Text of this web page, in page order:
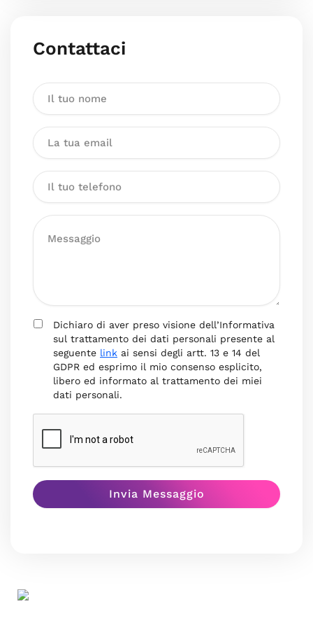
Contattaci
Dichiaro di aver preso visione dell’Informativa
sul trattamento dei dati personali presente al
seguente link ai sensi degli artt. 13 e 14 del
GDPR ed esprimo il mio consenso esplicito,
libero ed informato al trattamento dei miei
dati personali.